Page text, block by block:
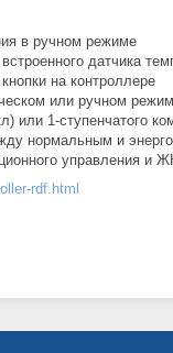
в ручном режиме
датчика
на контроллере
или ручном
или 1-ступенчатого
нормальным и
управления и
rdf.html